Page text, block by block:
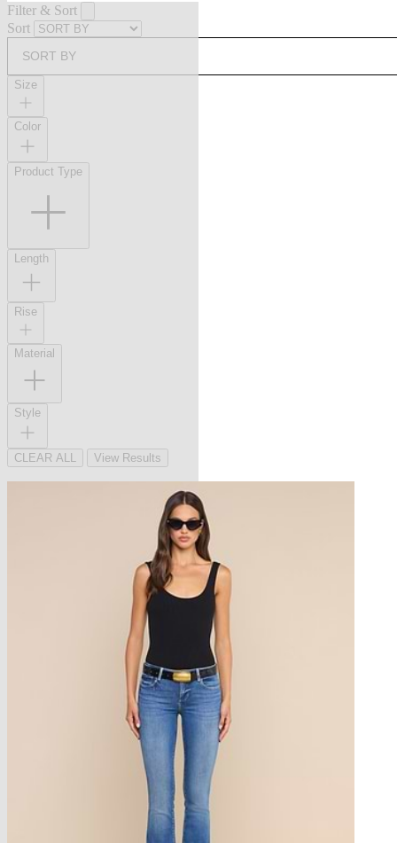
Filter & Sort
Sort
SORT BY
Size
Color
Product Type
Length
Rise
Material
Style
CLEAR ALL View Results